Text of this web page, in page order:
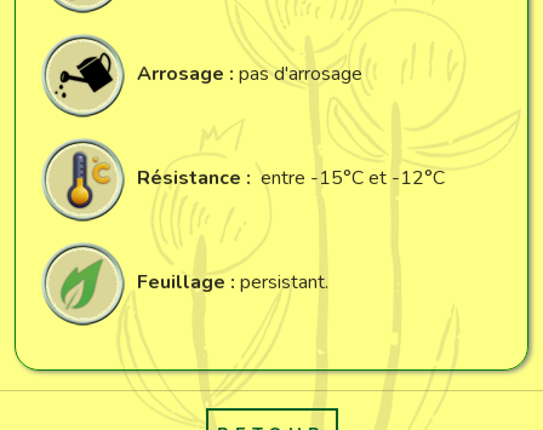
Arrosage : pas d'arrosage
Résistance : entre -15°C et -12°C
Feuillage : persistant.